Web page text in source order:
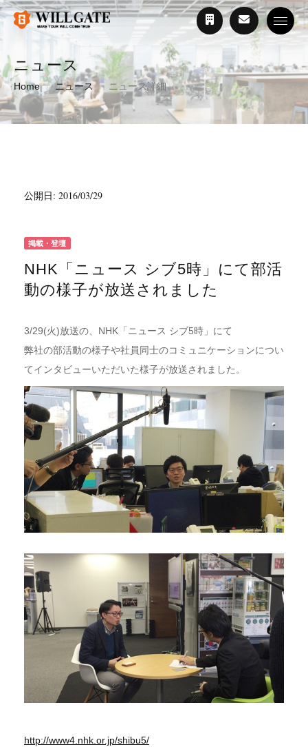
ニュース
Home ニュース ニュース詳細
公開日: 2016/03/29
掲載・登壇
NHK「ニュース シブ5時」にて部活
動の様子が放送されました
3/29(火)放送の、NHK「ニュース シブ5時」にて
弊社の部活動の様子や社員同士のコミュニケーションについ
てインタビューいただいた様子が放送されました。
http://www4.nhk.or.jp/shibu5/